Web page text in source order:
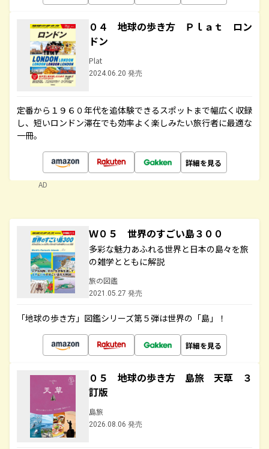
０４ 地球の歩き方 Ｐｌａｔ ロン
ドン
Plat
2024.06.20 発売
定番から１９６０年代を追体験できるスポットまで幅広く収録
し、短いロンドン滞在でも効率よく楽しみたい旅行者に最適な
一冊。
詳細を見る
AD
Ｗ０５ 世界のすごい島３００
多彩な魅力あふれる世界と日本の島々を旅
の雑学とともに解説
旅の図鑑
2021.05.27 発売
「地球の歩き方」図鑑シリーズ第５弾は世界の「島」！
詳細を見る
０５ 地球の歩き方 島旅 天草 ３
訂版
島旅
2026.08.06 発売